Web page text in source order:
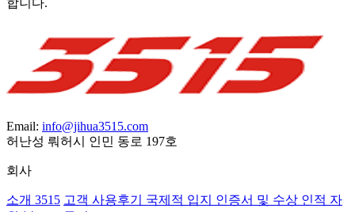
합니다.
Email: info@jihua3515.com
허난성 뤄허시 인민 동로 197호
회사
소개 3515 고객 사용후기 국제적 입지 인증서 및 수상 인적 자